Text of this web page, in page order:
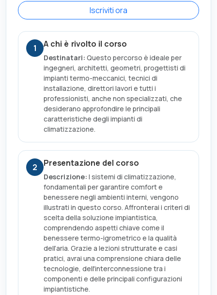
Iscriviti ora
1 A chi è rivolto il corso
Destinatari: Questo percorso è ideale per
ingegneri, architetti, geometri, progettisti di
impianti termo-meccanici, tecnici di
installazione, direttori lavori e tutti i
professionisti, anche non specializzati, che
desiderano approfondire le principali
caratteristiche degli impianti di
climatizzazione.
2 Presentazione del corso
Descrizione: I sistemi di climatizzazione,
fondamentali per garantire comfort e
benessere negli ambienti interni, vengono
illustrati in questo corso. Affronterai i criteri di
scelta della soluzione impiantistica,
comprendendo aspetti chiave come il
benessere termo-igrometrico e la qualità
dell’aria. Grazie a lezioni strutturate e casi
pratici, avrai una comprensione chiara delle
tecnologie, dell'interconnessione tra i
componenti e delle principali configurazioni
impiantistiche.